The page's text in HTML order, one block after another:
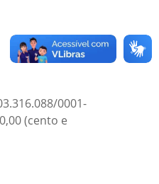
0001-
(cento e